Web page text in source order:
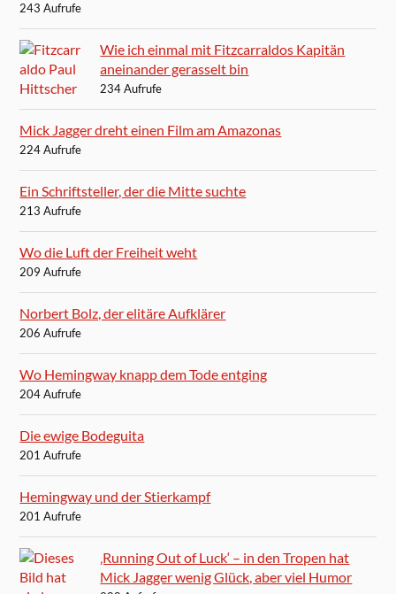
243 Aufrufe
Wie ich einmal mit Fitzcarraldos Kapitän
aneinander gerasselt bin
234 Aufrufe
Mick Jagger dreht einen Film am Amazonas
224 Aufrufe
Ein Schriftsteller, der die Mitte suchte
213 Aufrufe
Wo die Luft der Freiheit weht
209 Aufrufe
Norbert Bolz, der elitäre Aufklärer
206 Aufrufe
Wo Hemingway knapp dem Tode entging
204 Aufrufe
Die ewige Bodeguita
201 Aufrufe
Hemingway und der Stierkampf
201 Aufrufe
‚Running Out of Luck‘ – in den Tropen hat
Mick Jagger wenig Glück, aber viel Humor